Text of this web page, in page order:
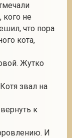
кого не
что пора
кота,
Жутко
звал на
к
И